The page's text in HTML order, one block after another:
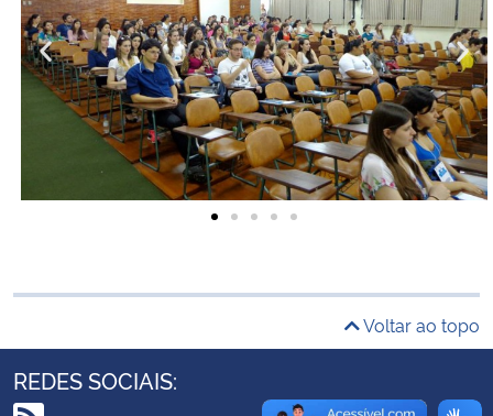
Ministério da Cidadania
Ministério da Saúde
Ministério de Minas e Energia
Ministério da Ciência, Tecnologia, Inovações e Comunicações
Voltar ao topo
REDES SOCIAIS: